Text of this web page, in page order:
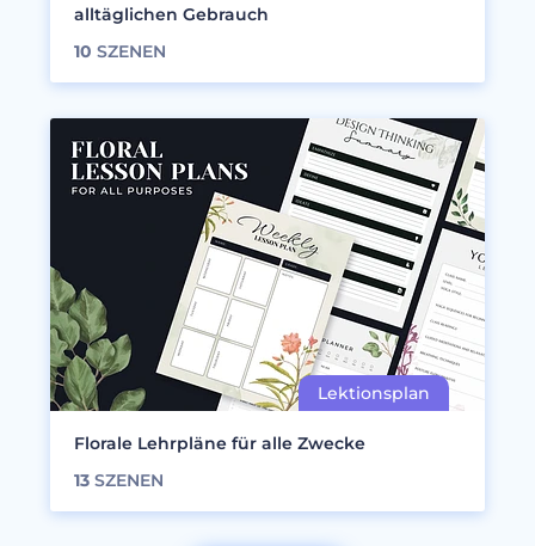
alltäglichen Gebrauch
10 SZENEN
Florale Lehrpläne für alle Zwecke
13 SZENEN